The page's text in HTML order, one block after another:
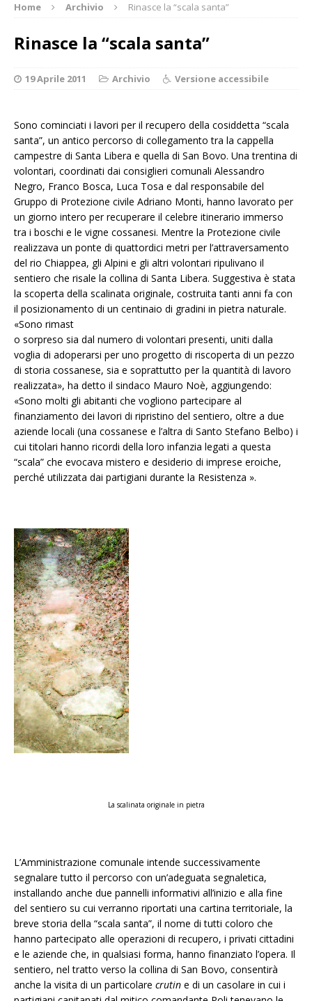
Home Archivio Rinasce la “scala santa”
Rinasce la “scala santa”
19 Aprile 2011 Archivio Versione accessibile
Sono cominciati i lavori per il recupero della cosiddetta “scala
santa”, un antico percorso di collegamento tra la cappella
campestre di Santa Libera e quella di San Bovo. Una trentina di
volontari, coordinati dai consiglieri comunali Alessandro
Negro, Franco Bosca, Luca Tosa e dal responsabile del
Gruppo di Protezione civile Adriano Monti, hanno lavorato per
un giorno intero per recuperare il celebre itinerario immerso
tra i boschi e le vigne cossanesi. Mentre la Protezione civile
realizzava un ponte di quattordici metri per l’attraversamento
del rio Chiappea, gli Alpini e gli altri volontari ripulivano il
sentiero che risale la collina di Santa Libera. Suggestiva è stata
la scoperta della scalinata originale, costruita tanti anni fa con
il posizionamento di un centinaio di gradini in pietra naturale.
«Sono rimast
o sorpreso sia dal numero di volontari presenti, uniti dalla
voglia di adoperarsi per uno progetto di riscoperta di un pezzo
di storia cossanese, sia e soprattutto per la quantità di lavoro
realizzata», ha detto il sindaco Mauro Noè, aggiungendo:
«Sono molti gli abitanti che vogliono partecipare al
finanziamento dei lavori di ripristino del sentiero, oltre a due
aziende locali (una cossanese e l’altra di Santo Stefano Belbo) i
cui titolari hanno ricordi della loro infanzia legati a questa
“scala” che evocava mistero e desiderio di imprese eroiche,
perché utilizzata dai partigiani durante la Resistenza ».
La scalinata originale in pietra
L’Amministrazione comunale intende successivamente
segnalare tutto il percorso con un’adeguata segnaletica,
installando anche due pannelli informativi all’inizio e alla fine
del sentiero su cui verranno riportati una cartina territoriale, la
breve storia della “scala santa”, il nome di tutti coloro che
hanno partecipato alle operazioni di recupero, i privati cittadini
e le aziende che, in qualsiasi forma, hanno finanziato l’opera. Il
sentiero, nel tratto verso la collina di San Bovo, consentirà
anche la visita di un particolare crutin e di un casolare in cui i